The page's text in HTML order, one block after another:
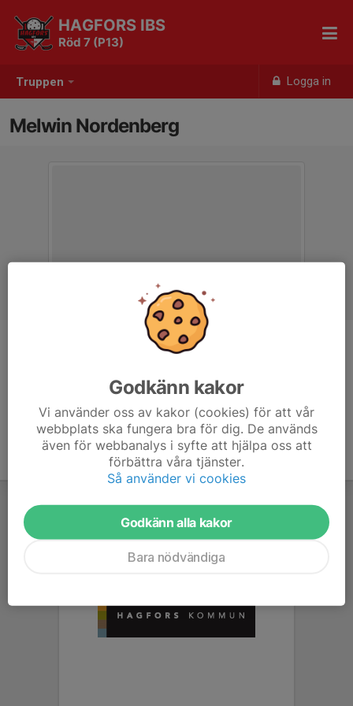
Truppen Logga in
HAGFORS IBS
Röd 7 (P13)
Melwin Nordenberg
Godkänn kakor
Vi använder oss av kakor (cookies) för att vår
webbplats ska fungera bra för dig. De används
även för webbanalys i syfte att hjälpa oss att
förbättra våra tjänster.
Så använder vi cookies
Godkänn alla kakor
Bara nödvändiga